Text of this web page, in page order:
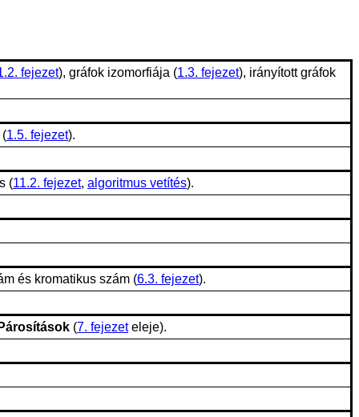
fejezet), gráfok izomorfiája (1.3. fejezet), irányított gráfok
(1.5. fejezet).
(11.2. fejezet, algoritmus vetítés).
és kromatikus szám (6.3. fejezet).
Párosítások (7. fejezeteleje).